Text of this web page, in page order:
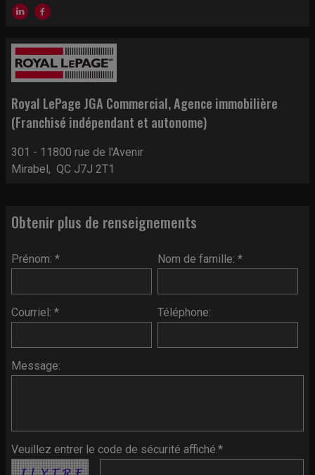
Royal LePage JGA Commercial, Agence immobilière
(Franchisé indépendant et autonome)
301 - 11800 rue de l'Avenir
Mirabel, QC J7J 2T1
Obtenir plus de renseignements
Prénom: * Nom de famille: *
Courriel: * Téléphone:
Message:
Veuillez entrer le code de sécurité affiché.*